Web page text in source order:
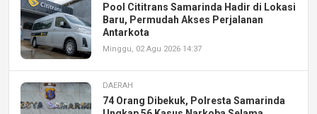
Pool Cititrans Samarinda Hadir di Lokasi
Baru, Permudah Akses Perjalanan
Antarkota
Minggu, 02 Agu 2026 14:37
DAERAH
74 Orang Dibekuk, Polresta Samarinda